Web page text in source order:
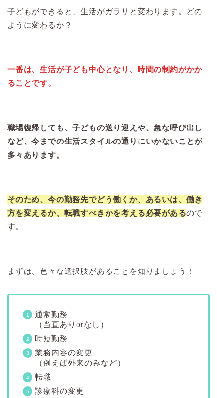
子どもができると、生活がガラリと変わります。どの
ように変わるか？
一番は、生活が子ども中心となり、時間の制約がかか
ることです。
職場復帰しても、子どもの送り迎えや、急な呼び出し
など、今までの生活スタイルの通りにいかないことが
多々あります。
そのため、今の勤務先でどう働くか、あるいは、働き
方を変えるか、転職すべきかを考える必要があるので
す。
まずは、色々な選択肢があることを知りましょう！
通常勤務
（当直ありorなし）
時短勤務
業務内容の変更
（例えば外来のみなど）
転職
診療科の変更